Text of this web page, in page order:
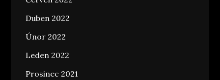
Duben 2022
Únor 2022
Leden 2022
Prosinec 2021